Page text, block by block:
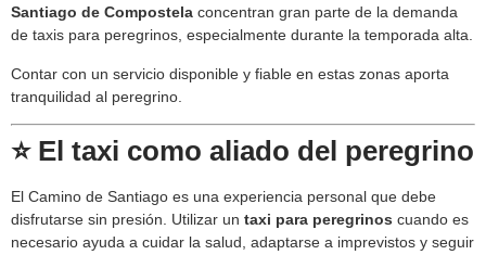
Santiago de Compostela concentran gran parte de la demanda
de taxis para peregrinos, especialmente durante la temporada alta.
Contar con un servicio disponible y fiable en estas zonas aporta
tranquilidad al peregrino.
⭐ El taxi como aliado del peregrino
El Camino de Santiago es una experiencia personal que debe
disfrutarse sin presión. Utilizar un taxi para peregrinos cuando es
necesario ayuda a cuidar la salud, adaptarse a imprevistos y seguir